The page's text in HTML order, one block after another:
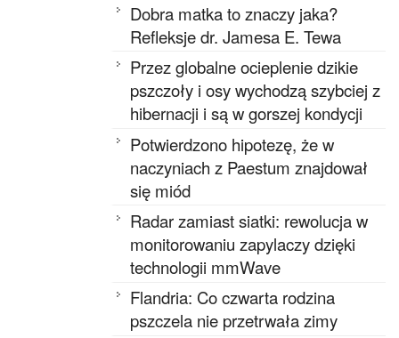
Dobra matka to znaczy jaka?
Refleksje dr. Jamesa E. Tewa
Przez globalne ocieplenie dzikie
pszczoły i osy wychodzą szybciej z
hibernacji i są w gorszej kondycji
Potwierdzono hipotezę, że w
naczyniach z Paestum znajdował
się miód
Radar zamiast siatki: rewolucja w
monitorowaniu zapylaczy dzięki
technologii mmWave
Flandria: Co czwarta rodzina
pszczela nie przetrwała zimy